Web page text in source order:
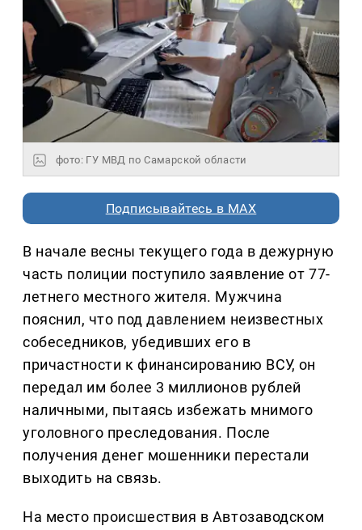
фото: ГУ МВД по Самарской области
Подписывайтесь в MAX
В начале весны текущего года в дежурную
часть полиции поступило заявление от 77-
летнего местного жителя. Мужчина
пояснил, что под давлением неизвестных
собеседников, убедивших его в
причастности к финансированию ВСУ, он
передал им более 3 миллионов рублей
наличными, пытаясь избежать мнимого
уголовного преследования. После
получения денег мошенники перестали
выходить на связь.
На место происшествия в Автозаводском